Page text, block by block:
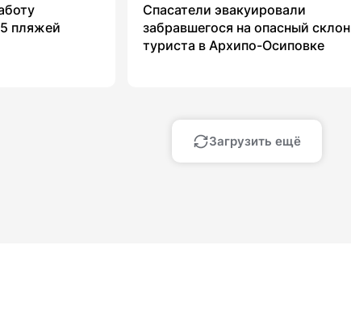
пляжей
Спасатели эвакуировали
забравшегося на опасный склон
туриста в Архипо-Осиповке
Загрузить ещё